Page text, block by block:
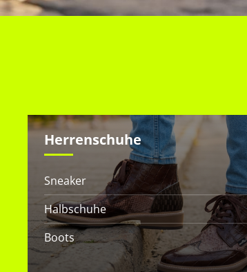
Herrenschuhe
Sneaker
Halbschuhe
Boots